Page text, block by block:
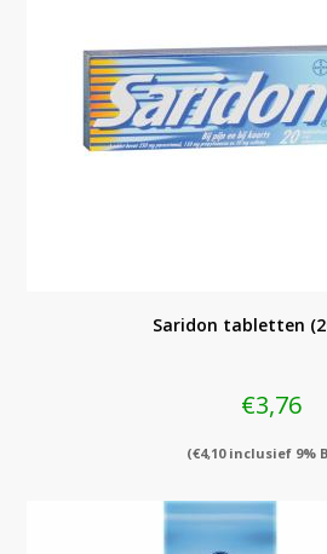
Saridon tabletten
€3,76
(€4,10inclusief 9%